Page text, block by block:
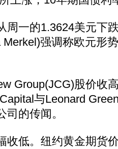
一的1.3624美元下
强调称欧元形
股价收
与Leonard
的传闻。
低。纽约黄金期货